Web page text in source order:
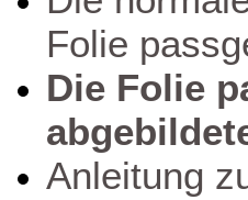
Folie
Die Folie
Anleitung